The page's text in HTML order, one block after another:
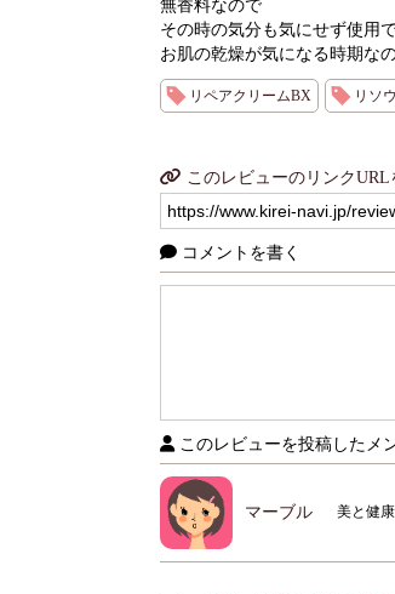
無香料なので
その時の気分も気にせず使用
お肌の乾燥が気になる時期な
リペアクリームBX リソウ
このレビューのリンクURL
コメントを書く
このレビューを投稿したメ
マーブル 美と健康